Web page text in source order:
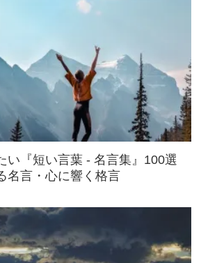
い『短い言葉 - 名言集』100選
名言・心に響く格言